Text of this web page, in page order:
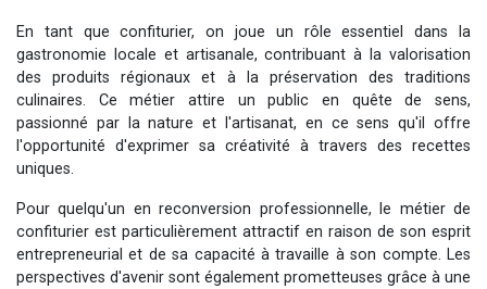
En tant que confiturier, on joue un rôle essentiel dans la
gastronomie locale et artisanale, contribuant à la valorisation
des produits régionaux et à la préservation des traditions
culinaires. Ce métier attire un public en quête de sens,
passionné par la nature et l'artisanat, en ce sens qu'il offre
l'opportunité d'exprimer sa créativité à travers des recettes
uniques.
Pour quelqu'un en reconversion professionnelle, le métier de
confiturier est particulièrement attractif en raison de son esprit
entrepreneurial et de sa capacité à travaille à son compte. Les
perspectives d'avenir sont également prometteuses grâce à une